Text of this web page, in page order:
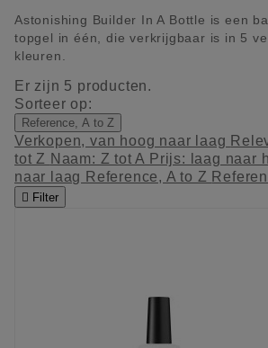
Astonishing Builder In A Bottle is een
topgel in één, die verkrijgbaar is in 5
kleuren.
Er zijn 5 producten.
Sorteer op:
Reference, A to Z
Verkopen, van hoog naar laag
tot Z Naam: Z tot A Prijs: laag naar
naar laag Reference, A to Z
 Filter